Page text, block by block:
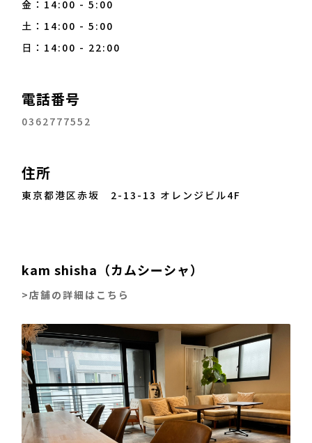
金：14:00 - 5:00
土：14:00 - 5:00
日：14:00 - 22:00
電話番号
0362777552
住所
東京都港区赤坂 2-13-13 オレンジビル4F
kam shisha（カムシーシャ）
>店舗の詳細はこちら